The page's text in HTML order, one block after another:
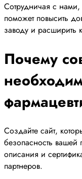
Сотрудничая с нами,
поможет повысить
заводу и расширить
Почему
Создайте сайт,
безопасность
описания и
партнеров.